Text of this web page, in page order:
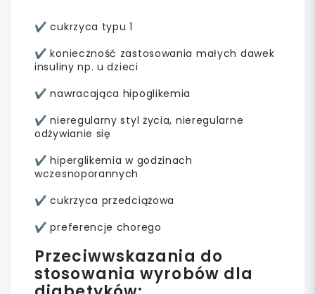
✔️ cukrzyca typu 1
✔️ konieczność zastosowania małych dawek
insuliny np. u dzieci
✔️ nawracająca hipoglikemia
✔️ nieregularny styl życia, nieregularne
odżywianie się
✔️ hiperglikemia w godzinach
wczesnoporannych
✔️ cukrzyca przedciążowa
✔️ preferencje chorego
Przeciwwskazania do
stosowania wyrobów dla